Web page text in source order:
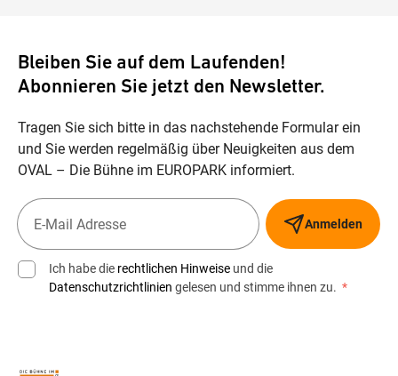
Bleiben Sie auf dem Laufenden!
Abonnieren Sie jetzt den Newsletter.
Tragen Sie sich bitte in das nachstehende Formular ein
und Sie werden regelmäßig über Neuigkeiten aus dem
OVAL – Die Bühne im EUROPARK informiert.
Anmelden
Ich habe die rechtlichen Hinweise und die
Datenschutzrichtlinien gelesen und stimme ihnen zu. *